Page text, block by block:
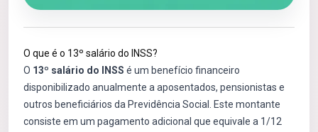
O que é o 13º salário do INSS?
O 13º salário do INSS é um benefício financeiro
disponibilizado anualmente a aposentados, pensionistas e
outros beneficiários da Previdência Social. Este montante
consiste em um pagamento adicional que equivale a 1/12